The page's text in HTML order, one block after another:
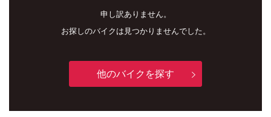
申し訳ありません。
お探しのバイクは見つかりませんでした。
他のバイクを探す
新車 中古車